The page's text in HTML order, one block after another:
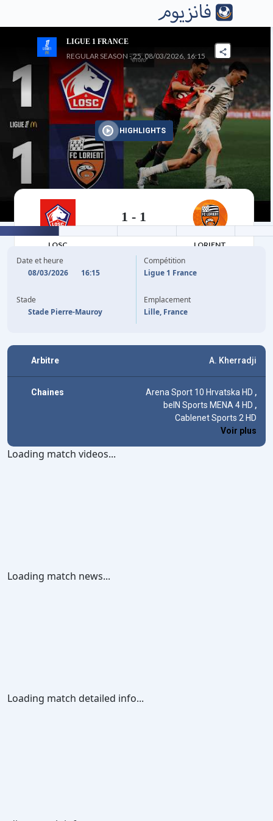
LIGUE 1 FRANCE
REGULAR SEASON - 25, 08/03/2026, 16:15
HIGHLIGHTS
LOSC
1 - 1
LORIENT
Date et heure
08/03/2026
16:15
Stade
Stade Pierre-Mauroy
Compétition
Ligue 1 France
Emplacement
Lille, France
Arbitre A. Kherradji
Chaines Arena Sport 10 Hrvatska HD ,
beIN Sports MENA 4 HD ,
Cablenet Sports 2 HD
Voir plus
Loading match videos...
Loading match news...
Loading match detailed info...